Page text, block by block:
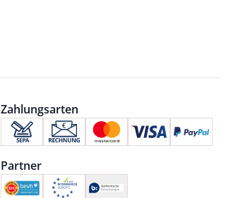
Zahlungsarten
Partner